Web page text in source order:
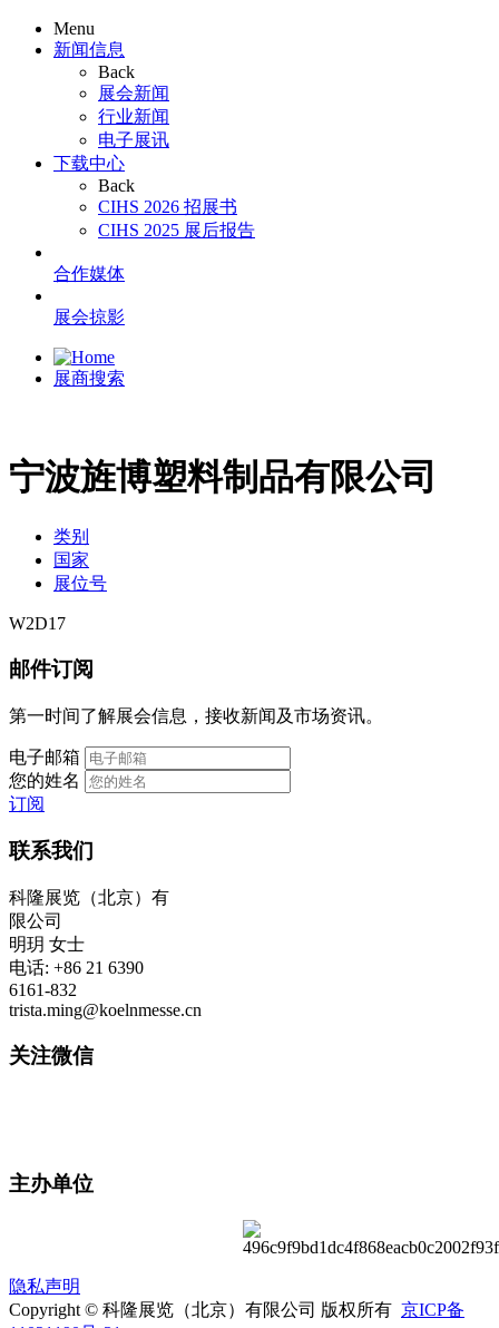
Menu
新闻信息
Back
展会新闻
行业新闻
电子展讯
下载中心
Back
CIHS 2026 招展书
CIHS 2025 展后报告
合作媒体
展会掠影
展商搜索
宁波旌博塑料制品有限公司
类别
国家
展位号
W2D17
邮件订阅
第一时间了解展会信息，接收新闻及市场资讯。
电子邮箱
您的姓名
订阅
联系我们
科隆展览（北京）有
限公司
明玥 女士
电话: +86 21 6390
6161-832
trista.ming@koelnmesse.cn
关注微信
主办单位
隐私声明
Copyright © 科隆展览（北京）有限公司 版权所有 京ICP备